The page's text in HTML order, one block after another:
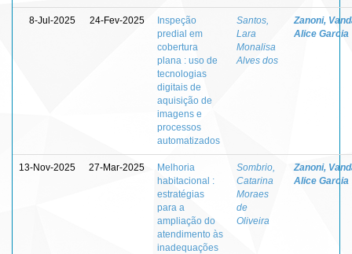
8-Jul-2025 24-Fev-2025
Inspeção
predial em
cobertura
plana : uso de
tecnologias
digitais de
aquisição de
imagens e
processos
automatizados
Santos,
Lara
Monalisa
Alves dos
Zanoni,
Alice Garcia
13-Nov-2025 27-Mar-2025
Melhoria
habitacional :
estratégias
para a
ampliação do
atendimento às
inadequações
Sombrio,
Catarina
Moraes
de
Oliveira
Zanoni,
Alice Garcia